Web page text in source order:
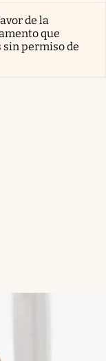
de la
que
permiso de